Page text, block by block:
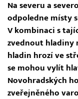
Na severu a
odpoledne místy
V kombinaci s
zvednout hladiny
hladin hrozí ve
se mohou vylít
Novohradských
zveřejněného